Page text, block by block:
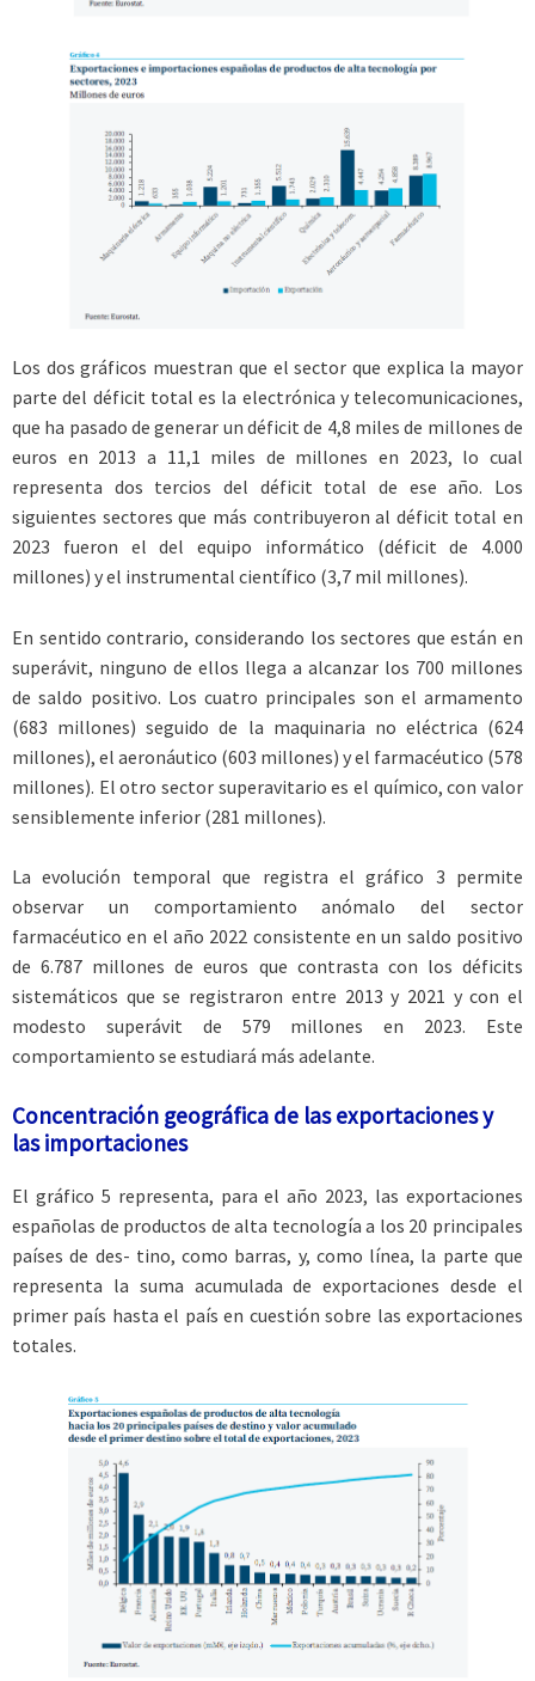
Los dos gráficos muestran que el sector que explica la mayor
parte del déficit total es la electrónica y telecomunicaciones,
que ha pasado de generar un déficit de 4,8 miles de millones de
euros en 2013 a 11,1 miles de millones en 2023, lo cual
representa dos tercios del déficit total de ese año. Los
siguientes sectores que más contribuyeron al déficit total en
2023 fueron el del equipo informático (déficit de 4.000
millones) y el instrumental científico (3,7 mil millones).
En sentido contrario, considerando los sectores que están en
superávit, ninguno de ellos llega a alcanzar los 700 millones
de saldo positivo. Los cuatro principales son el armamento
(683 millones) seguido de la maquinaria no eléctrica (624
millones), el aeronáutico (603 millones) y el farmacéutico (578
millones). El otro sector superavitario es el químico, con valor
sensiblemente inferior (281 millones).
La evolución temporal que registra el gráfico 3 permite
observar un comportamiento anómalo del sector
farmacéutico en el año 2022 consistente en un saldo positivo
de 6.787 millones de euros que contrasta con los déficits
sistemáticos que se registraron entre 2013 y 2021 y con el
modesto superávit de 579 millones en 2023. Este
comportamiento se estudiará más adelante.
Concentración geográfica de las exportaciones y
las importaciones
El gráfico 5 representa, para el año 2023, las exportaciones
españolas de productos de alta tecnología a los 20 principales
países de des- tino, como barras, y, como línea, la parte que
representa la suma acumulada de exportaciones desde el
primer país hasta el país en cuestión sobre las exportaciones
totales.